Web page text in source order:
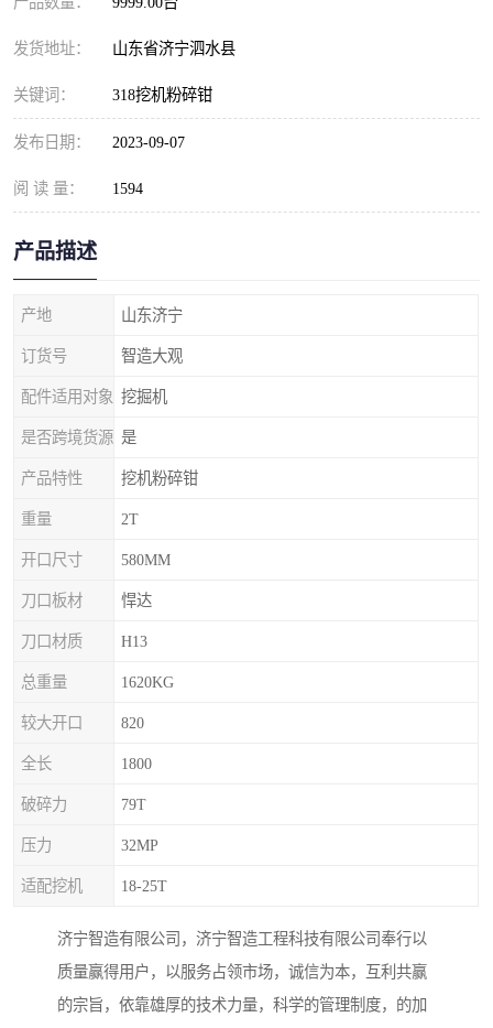
发货地址： 山东省济宁泗水县
关键词： 318挖机粉碎钳
发布日期： 2023-09-07
阅 读 量： 1594
产品描述
产地 山东济宁
订货号 智造大观
配件适用对象 挖掘机
是否跨境货源 是
产品特性 挖机粉碎钳
重量 2T
开口尺寸 580MM
刀口板材 悍达
刀口材质 H13
总重量 1620KG
较大开口 820
全长 1800
破碎力 79T
压力 32MP
适配挖机 18-25T
济宁智造有限公司，济宁智造工程科技有限公司奉行以
质量赢得用户，以服务占领市场，诚信为本，互利共赢
的宗旨，依靠雄厚的技术力量，科学的管理制度，的加
挖掘机破碎斗